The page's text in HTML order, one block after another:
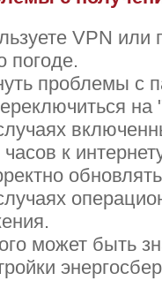
VPN или
погоде.
проблемы с
к
может быть